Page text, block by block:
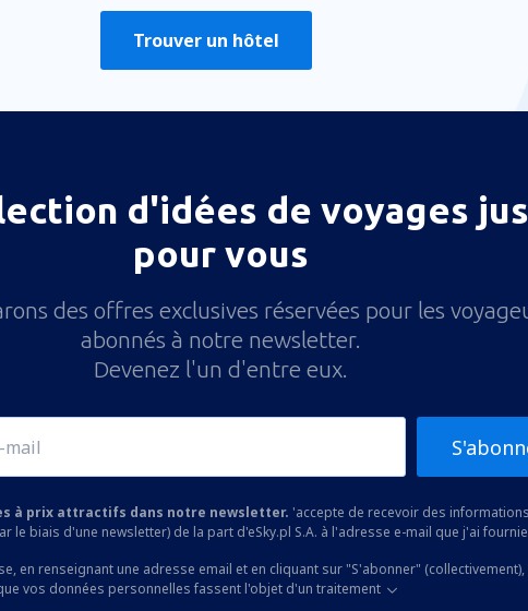
Trouver un hôtel
d'idées de voyages
pour vous
des offres exclusives réservées pour les
abonnés à notre newsletter.
Devenez l'un d'entre eux.
à prix attractifs dans notre newsletter. 'accepte de recevoir des informations
le biais d'une newsletter) de la part d'eSky.pl S.A. à l'adresse e-mail que j'ai
en renseignant une adresse email et en cliquant sur "S'abonner" (collectivement),
vos données personnelles fassent l'objet d'un traitement